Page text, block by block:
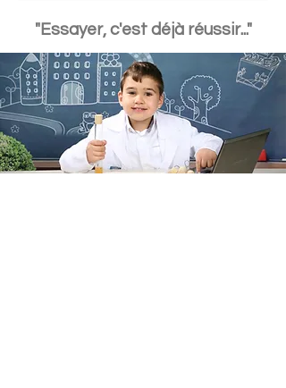
"Essayer, c'est déjà réussir..."